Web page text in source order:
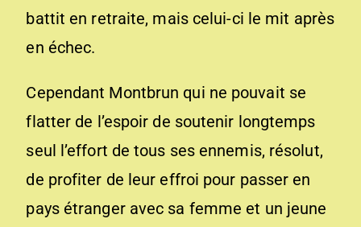
battit en retraite, mais celui-ci le mit après
en échec.
Cependant Montbrun qui ne pouvait se
flatter de l’espoir de soutenir longtemps
seul l’effort de tous ses ennemis, résolut,
de profiter de leur effroi pour passer en
pays étranger avec sa femme et un jeune